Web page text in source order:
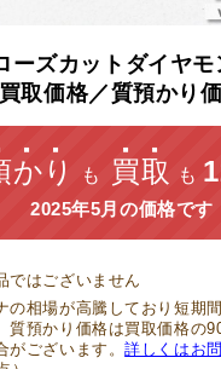
ーズカットダイヤ
買取価格／質預かり
かり も 買取 も
2025年5月の価格です
ではございません
の相場が高騰しており短期
質預かり価格は買取価格の
がございます。詳しくはお